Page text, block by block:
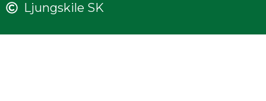
Ljungskile SK